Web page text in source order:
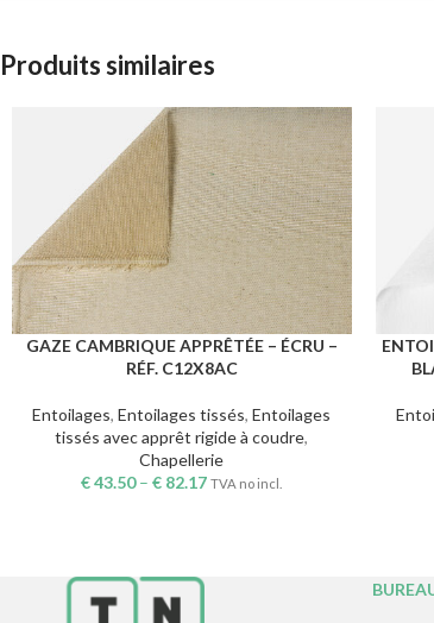
Produits similaires
CHOIX DES OPTIONS
GAZE CAMBRIQUE APPRÊTÉE – ÉCRU –
RÉF. C12X8AC
Entoilages,Entoilages tissés,Entoilages
tissés avec apprêt rigide à coudre,
Chapellerie
€43.50–€ 82.17 TVA no incl.
CHOIX